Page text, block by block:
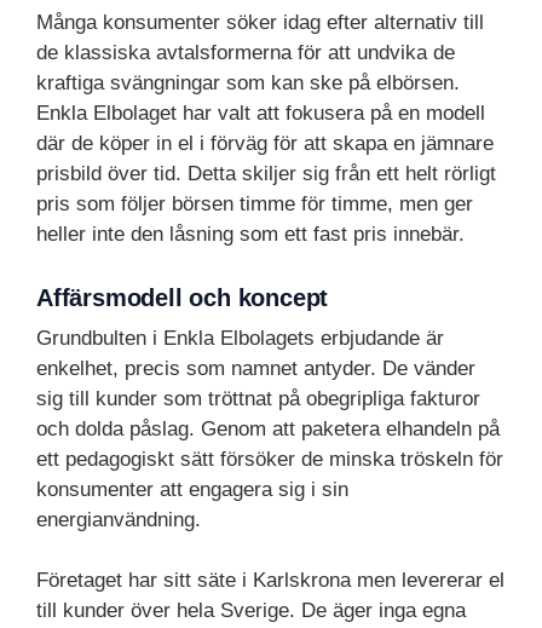
Många konsumenter söker idag efter alternativ till
de klassiska avtalsformerna för att undvika de
kraftiga svängningar som kan ske på elbörsen.
Enkla Elbolaget har valt att fokusera på en modell
där de köper in el i förväg för att skapa en jämnare
prisbild över tid. Detta skiljer sig från ett helt rörligt
pris som följer börsen timme för timme, men ger
heller inte den låsning som ett fast pris innebär.
Affärsmodell och koncept
Grundbulten i Enkla Elbolagets erbjudande är
enkelhet, precis som namnet antyder. De vänder
sig till kunder som tröttnat på obegripliga fakturor
och dolda påslag. Genom att paketera elhandeln på
ett pedagogiskt sätt försöker de minska tröskeln för
konsumenter att engagera sig i sin
energianvändning.
Företaget har sitt säte i Karlskrona men levererar el
till kunder över hela Sverige. De äger inga egna